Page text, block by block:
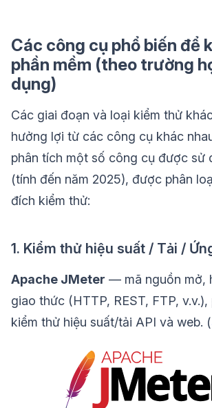
Các công cụ phổ biến để
phần mềm (theo trường
dụng)
Các giai đoạn và loại kiểm thử
hưởng lợi từ các công cụ khác
phân tích một số công cụ được sử
(tính đến năm 2025), được phân
đích kiểm thử:
1. Kiểm thử hiệu suất / Tải /
Apache JMeter — mã nguồn mở,
giao thức (HTTP, REST, FTP,
kiểm thử hiệu suất/tải API và web. (